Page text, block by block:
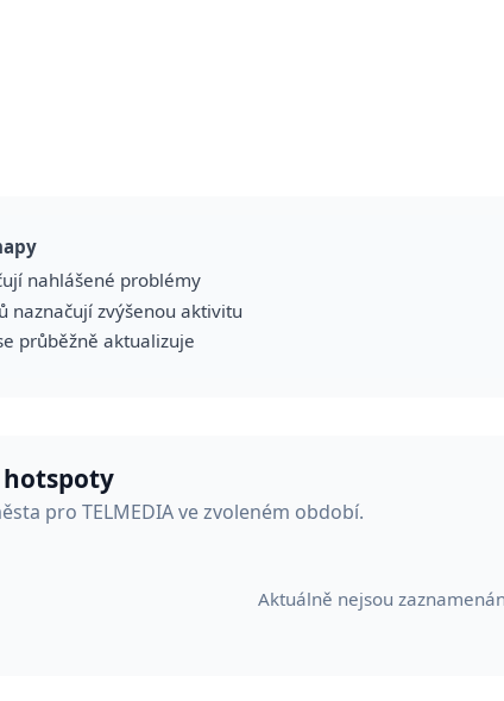
nahlášené problémy
naznačují zvýšenou aktivitu
průběžně aktualizuje
pro TELMEDIA ve zvoleném období.
Aktuálně nejsou